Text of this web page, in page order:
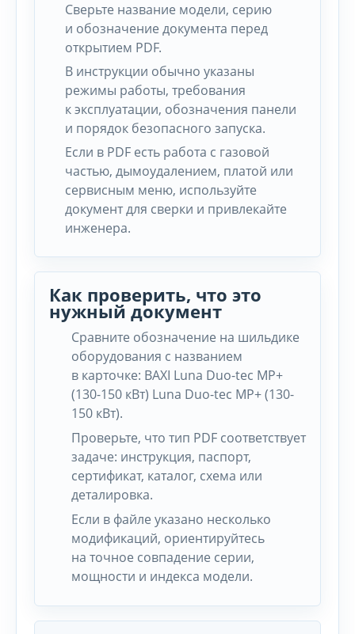
Сверьте название модели, серию
и обозначение документа перед
открытием PDF.
В инструкции обычно указаны
режимы работы, требования
к эксплуатации, обозначения панели
и порядок безопасного запуска.
Если в PDF есть работа с газовой
частью, дымоудалением, платой или
сервисным меню, используйте
документ для сверки и привлекайте
инженера.
Как проверить, что это
нужный документ
Сравните обозначение на шильдике
оборудования с названием
в карточке: BAXI Luna Duo-tec MP+
(130-150 кВт) Luna Duo-tec MP+ (130-
150 кВт).
Проверьте, что тип PDF соответствует
задаче: инструкция, паспорт,
сертификат, каталог, схема или
деталировка.
Если в файле указано несколько
модификаций, ориентируйтесь
на точное совпадение серии,
мощности и индекса модели.